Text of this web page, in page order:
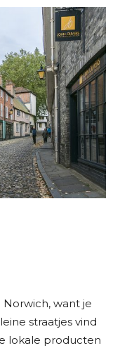
want je
straatjes vind
lokale producten